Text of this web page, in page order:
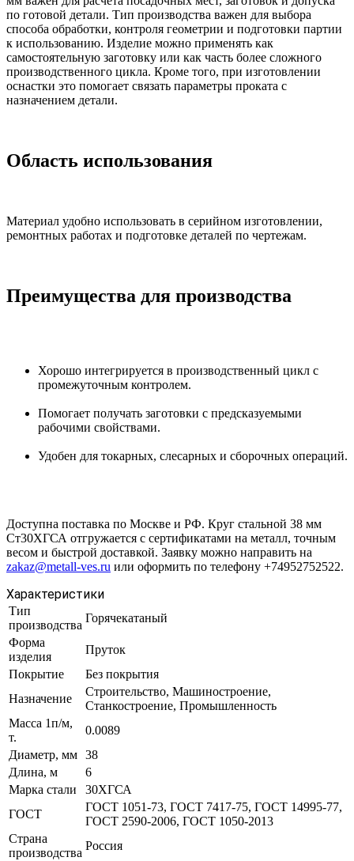
по готовой детали. Тип производства важен для выбора
способа обработки, контроля геометрии и подготовки партии
к использованию. Изделие можно применять как
самостоятельную заготовку или как часть более сложного
производственного цикла. Кроме того, при изготовлении
оснастки это помогает связать параметры проката с
назначением детали.
Область использования
Материал удобно использовать в серийном изготовлении,
ремонтных работах и подготовке деталей по чертежам.
Преимущества для производства
Хорошо интегрируется в производственный цикл с
промежуточным контролем.
Помогает получать заготовки с предсказуемыми
рабочими свойствами.
Удобен для токарных, слесарных и сборочных операций.
Доступна поставка по Москве и РФ. Круг стальной 38 мм
Ст30ХГСА отгружается с сертификатами на металл, точным
весом и быстрой доставкой. Заявку можно направить на
zakaz@metall-ves.ru или оформить по телефону +74952752522.
Характеристики
Тип
производства
Горячекатаный
Форма
изделия
Пруток
Покрытие
Без покрытия
Назначение
Строительство, Машиностроение,
Станкостроение, Промышленность
Масса 1п/м,
т.
0.0089
Диаметр, мм 38
Длина, м
6
Марка стали
30ХГСА
ГОСТ
ГОСТ 1051-73, ГОСТ 7417-75, ГОСТ 14995-77,
ГОСТ 2590-2006, ГОСТ 1050-2013
Страна
производства
Россия